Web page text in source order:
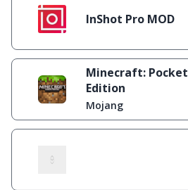
InShot Pro MOD
Minecraft: Pocket
Edition
Mojang